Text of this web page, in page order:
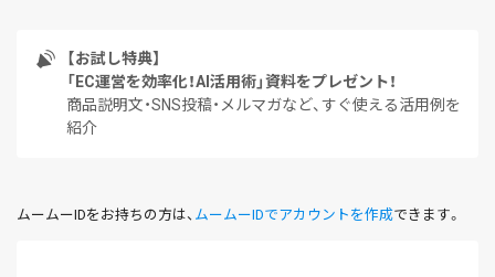
【お試し特典】
「EC運営を効率化！AI活用術」資料をプレゼント！
商品説明文・SNS投稿・メルマガなど、すぐ使える活用例を
紹介
ムームーIDをお持ちの方は、 ムームーIDでアカウントを作成できます。